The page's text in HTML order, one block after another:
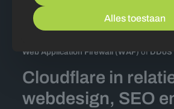
Een praktisch uitgangspunt is om eerst
Voor de ene site is dat snelheid via
Web Application Firewall (WAF) of
Cloudflare in
webdesign, SEO
Alles toestaan